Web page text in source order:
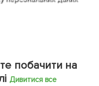
побачити на
Дивитися все